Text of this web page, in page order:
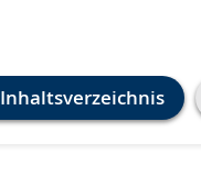
Inhaltsverzeichnis